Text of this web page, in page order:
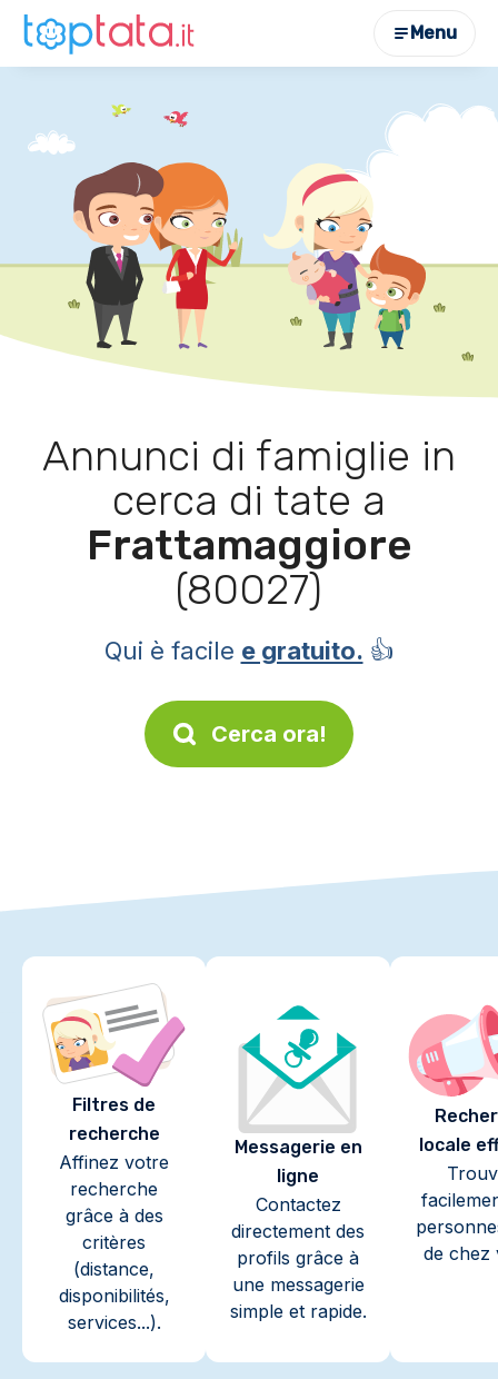
Menu
Annunci di famiglie in
cerca di tate a
Frattamaggiore
(80027)
Qui è facile e gratuito. 👍
Cerca ora!
Filtres de
recherche
Affinez votre
recherche
grâce à des
critères
(distance,
disponibilités,
services...).
Messagerie en
ligne
Contactez
directement des
profils grâce à
une messagerie
simple et rapide.
locale
de chez